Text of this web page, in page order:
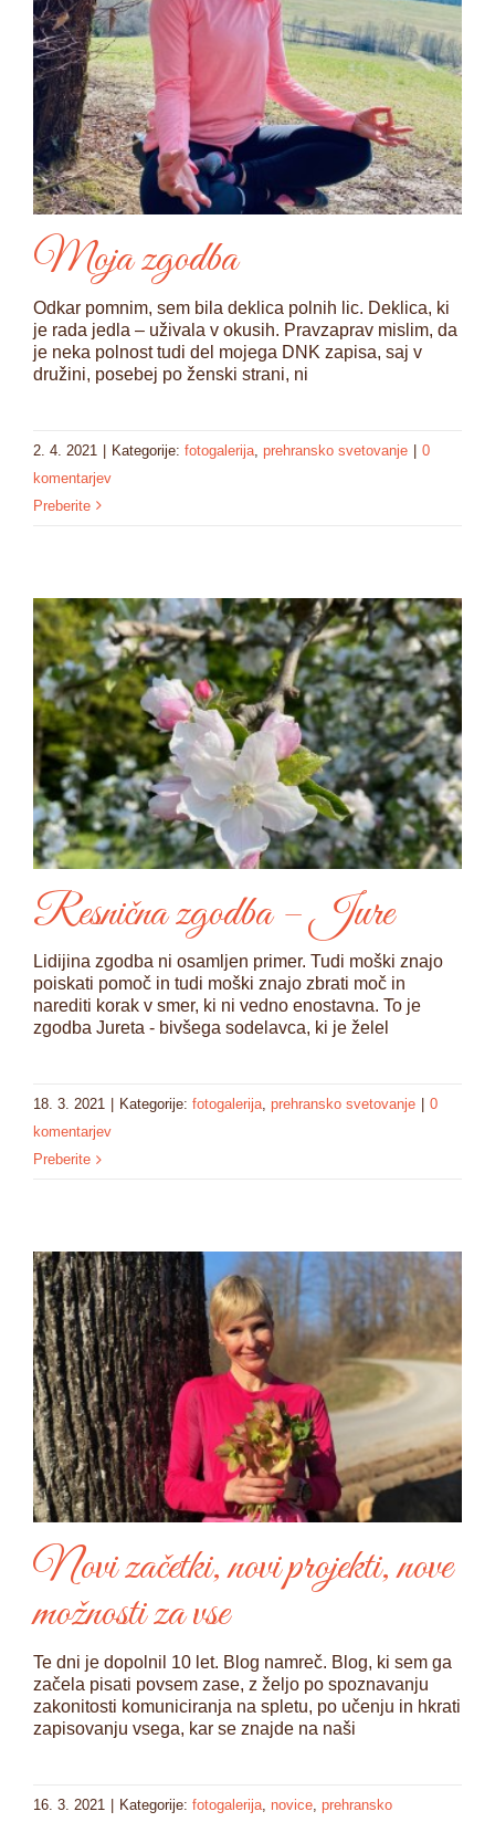
Moja zgodba
Odkar pomnim, sem bila deklica polnih lic. Deklica, ki
je rada jedla – uživala v okusih. Pravzaprav mislim, da
je neka polnost tudi del mojega DNK zapisa, saj v
družini, posebej po ženski strani, ni
2. 4. 2021 | Kategorije: fotogalerija prehransko svetovanje | 0
komentarjev
Preberite
Resnična zgodba – Jure
Lidijina zgodba ni osamljen primer. Tudi moški znajo
poiskati pomoč in tudi moški znajo zbrati moč in
narediti korak v smer, ki ni vedno enostavna. To je
zgodba Jureta - bivšega sodelavca, ki je želel
18. 3. 2021 Kategorije: fotogalerija, prehransko svetovanje
0
komentarjev
Preberite
Novi začetki, novi projekti, nove
možnosti za vse
Te dni je dopolnil 10 let. Blog namreč. Blog, ki sem ga
začela pisati povsem zase, z željo po spoznavanju
zakonitosti komuniciranja na spletu, po učenju in hkrati
zapisovanju vsega, kar se znajde na naši
16. 3. 2021 Kategorije: fotogalerija, novice, prehransko